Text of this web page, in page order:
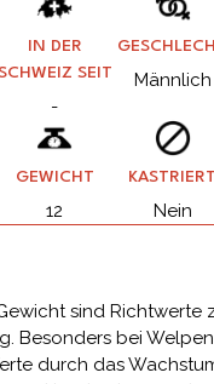
IN DER
SEIT
-
Männlich
GEWICHT
12
KASTRIERT
Nein
sind Richtwerte
Besonders bei
durch das